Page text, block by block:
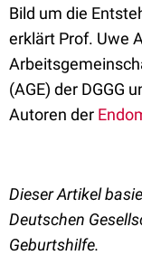
Bild um die
erklärt Prof. Uwe
(AGE) der DGGG
Autoren der
Dieser Artikel
Deutschen
Geburtshilfe.